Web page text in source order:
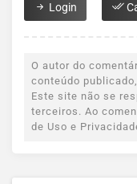
Login
O autor do
conteúdo
Este site não se
terceiros. Ao
de Uso e